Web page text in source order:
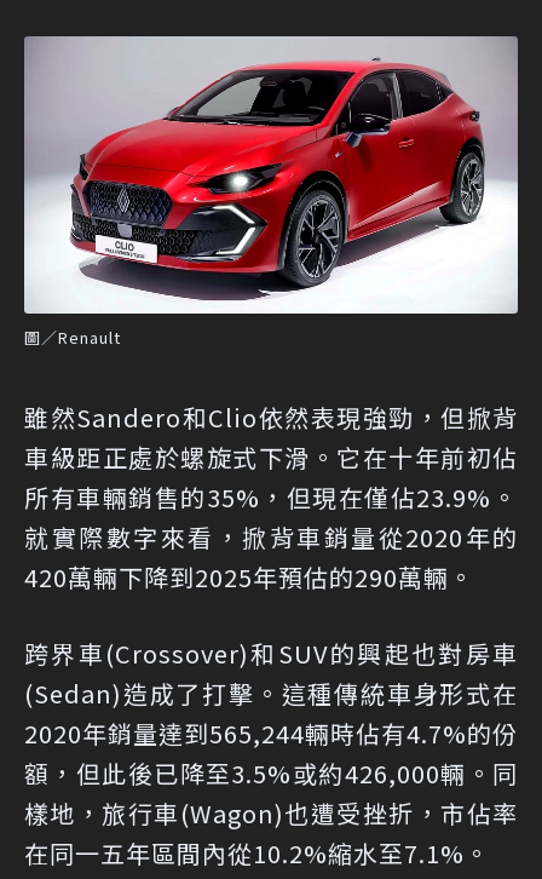
圖／Renault
雖然Sandero和Clio依然表現強勁，但掀背
車級距正處於螺旋式下滑。它在十年前初佔
所有車輛銷售的35%，但現在僅佔23.9%。
就實際數字來看，掀背車銷量從2020年的
420萬輛下降到2025年預估的290萬輛。
跨界車(Crossover)和SUV的興起也對房車
(Sedan)造成了打擊。這種傳統車身形式在
2020年銷量達到565,244輛時佔有4.7%的份
額，但此後已降至3.5%或約426,000輛。同
樣地，旅行車(Wagon)也遭受挫折，市佔率
在同一五年區間內從10.2%縮水至7.1%。